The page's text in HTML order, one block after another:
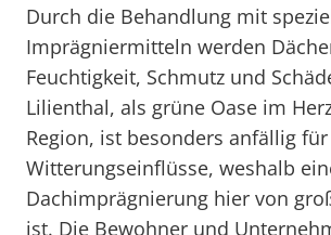
Durch die Behandlung mit
Imprägniermitteln werden
Feuchtigkeit, Schmutz und
Lilienthal, als grüne Oase im
Region, ist besonders anfällig für
Witterungseinflüsse, weshalb
Dachimprägnierung hier von
ist. Die Bewohner und